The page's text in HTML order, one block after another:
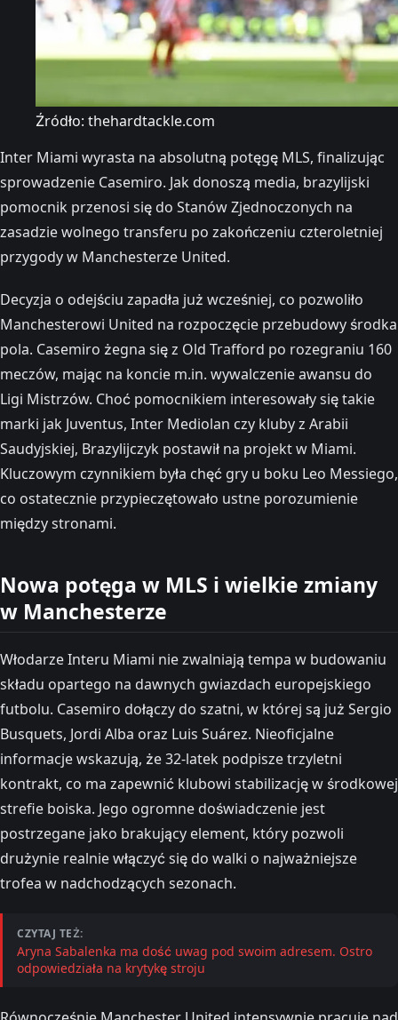
Źródło: thehardtackle.com
Inter Miami wyrasta na absolutną potęgę MLS, finalizując
sprowadzenie Casemiro. Jak donoszą media, brazylijski
pomocnik przenosi się do Stanów Zjednoczonych na
zasadzie wolnego transferu po zakończeniu czteroletniej
przygody w Manchesterze United.
Decyzja o odejściu zapadła już wcześniej, co pozwoliło
Manchesterowi United na rozpoczęcie przebudowy środka
pola. Casemiro żegna się z Old Trafford po rozegraniu 160
meczów, mając na koncie m.in. wywalczenie awansu do
Ligi Mistrzów. Choć pomocnikiem interesowały się takie
marki jak Juventus, Inter Mediolan czy kluby z Arabii
Saudyjskiej, Brazylijczyk postawił na projekt w Miami.
Kluczowym czynnikiem była chęć gry u boku Leo Messiego,
co ostatecznie przypieczętowało ustne porozumienie
między stronami.
Nowa potęga w MLS i wielkie zmiany
w Manchesterze
Włodarze Interu Miami nie zwalniają tempa w budowaniu
składu opartego na dawnych gwiazdach europejskiego
futbolu. Casemiro dołączy do szatni, w której są już Sergio
Busquets, Jordi Alba oraz Luis Suárez. Nieoficjalne
informacje wskazują, że 32-latek podpisze trzyletni
kontrakt, co ma zapewnić klubowi stabilizację w środkowej
strefie boiska. Jego ogromne doświadczenie jest
postrzegane jako brakujący element, który pozwoli
drużynie realnie włączyć się do walki o najważniejsze
trofea w nadchodzących sezonach.
CZYTAJ TEŻ:
Aryna Sabalenka ma dość uwag pod swoim adresem. Ostro
odpowiedziała na krytykę stroju